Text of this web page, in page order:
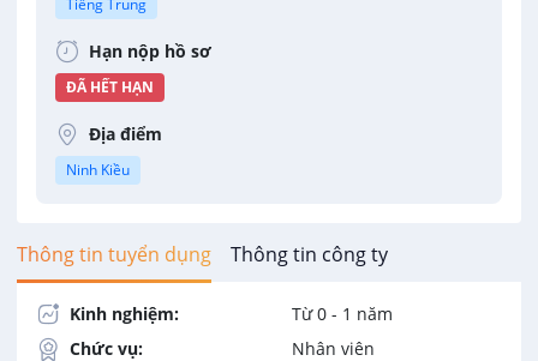
Tiếng Trung
Hạn nộp hồ sơ
ĐÃ HẾT HẠN
Địa điểm
Ninh Kiều
Thông tin tuyển dụng Thông tin công ty
Kinh nghiệm:
Từ 0 - 1 năm
Chức vụ:
Nhân viên